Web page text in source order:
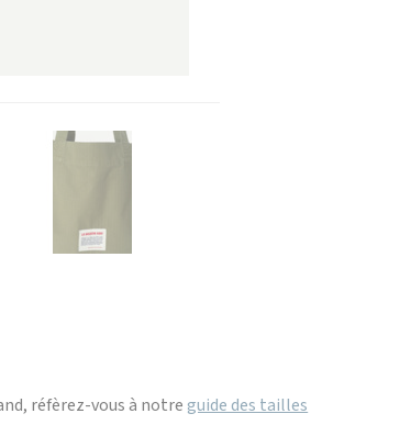
réfèrez-vous à notreguide des tailles